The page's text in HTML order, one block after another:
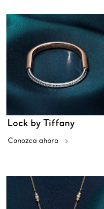
Lock by Tiffany
Conozca ahora